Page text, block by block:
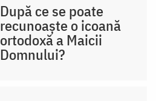
După ce se poate
recunoaște o icoană
ortodoxă a Maicii
Domnului?